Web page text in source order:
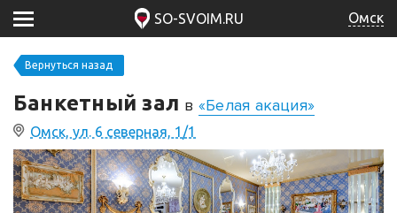
SO-SVOIM.RU Омск
Вернуться назад
Банкетный зал в «Белая акация»
Омск, ул. 6 северная, 1/1